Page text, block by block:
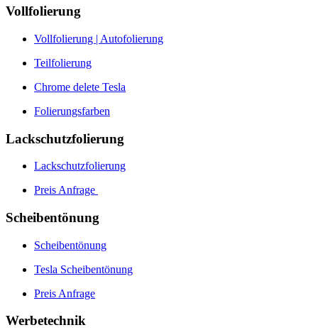
Vollfolierung
Vollfolierung | Autofolierung
Teilfolierung
Chrome delete Tesla
Folierungsfarben
Lackschutzfolierung
Lackschutzfolierung
Preis Anfrage
Scheibentönung
Scheibentönung
Tesla Scheibentönung
Preis Anfrage
Werbetechnik